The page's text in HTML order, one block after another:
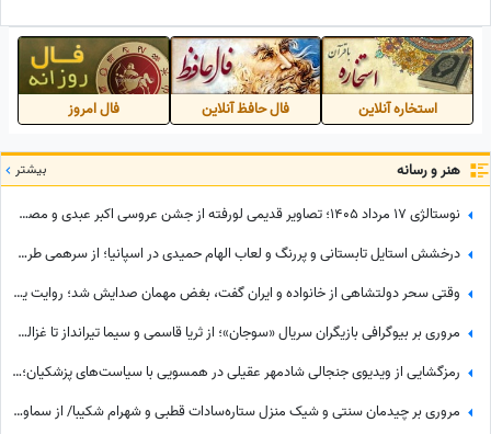
هانا تا لوسترهای اعیانی و کابینت
های مدرن
استخاره آنلاین فال حافظ آنلاین فال امروز
هنر و رسانه بیشتر
نوستالژی 17 مرداد 1405؛ تصاویر قدیمی لورفته از جشن عروسی اکبر عبدی و مصی خانوم در مرداد 1365
درخشش استایل تابستانی و پررنگ و لعاب الهام حمیدی در اسپانیا؛ از سرهمی طرح‌دار تا کیف لویی ویتون که با دیدنش چشماتون اکلیلی میشه +عکس
وقتی سحر دولتشاهی از خانواده و ایران گفت، بغض مهمان صدایش شد؛ روایت یک دلبستگی عمیق به وسعت یک خانه به نام ایران❤«همه خانواده‌ام خارج هستند ولی...»
مروری بر بیوگرافی بازیگران سریال «سوجان»؛ از ثریا قاسمی و سیما تیرانداز تا غزاله اکرمی و بهنام تشکر + عکس
رمزگشایی از ویدیوی جنجالی شادمهر عقیلی در همسویی با سیاست‌های پزشکیان؛ آیا «گل یاس» بلیت برگشت به خانه است؟
مروری بر چیدمان سنتی و شیک منزل ستاره‌سادات قطبی و شهرام شکیبا/ از سماور ذغالی برنجی و ماشین ظرفشویی تا کتابخانه پر از کتاب